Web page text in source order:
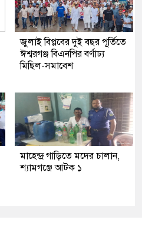
জুলাই বিপ্লবের দুই বছর পূর্তিতে
ঈশ্বরগঞ্জ বিএনপির বর্ণাঢ্য
মিছিল-সমাবেশ
মাহেন্দ্র গাড়িতে মদের চালান,
শ্যামগঞ্জে আটক ১